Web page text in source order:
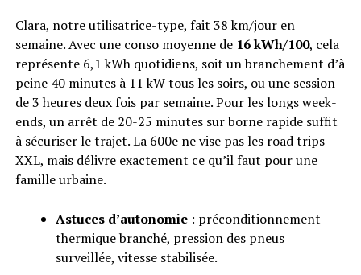
Clara, notre utilisatrice-type, fait 38 km/jour en
semaine. Avec une conso moyenne de 16 kWh/100, cela
représente 6,1 kWh quotidiens, soit un branchement d’à
peine 40 minutes à 11 kW tous les soirs, ou une session
de 3 heures deux fois par semaine. Pour les longs week-
ends, un arrêt de 20-25 minutes sur borne rapide suffit
à sécuriser le trajet. La 600e ne vise pas les road trips
XXL, mais délivre exactement ce qu’il faut pour une
famille urbaine.
Astuces d’autonomie: préconditionnement
thermique branché, pression des pneus
surveillée, vitesse stabilisée.